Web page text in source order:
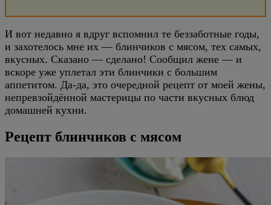
И вот недавно я вдруг вспомнил те беззаботные годы,
и захотелось мне их — блинчиков с мясом, тех самых,
вкусных. Сказано — сделано! Сообщил жене — и
вскоре уже уплетал эти блинчики с большим
аппетитом. Да-да, это очередной рецепт от моей жены,
непревзойдённой мастерицы по части вкусных блюд
домашней кухни.
Рецепт блинчиков с мясом